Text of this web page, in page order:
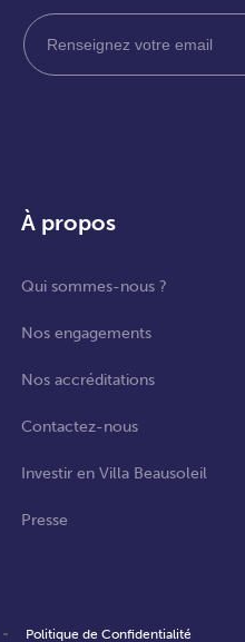
À propos
Qui sommes-nous ?
Nos engagements
Nos accréditations
Contactez-nous
Investir en Villa Beausoleil
Presse
Politique de Confidentialité